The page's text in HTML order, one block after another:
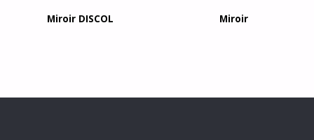
Miroir DISCOL Miroir